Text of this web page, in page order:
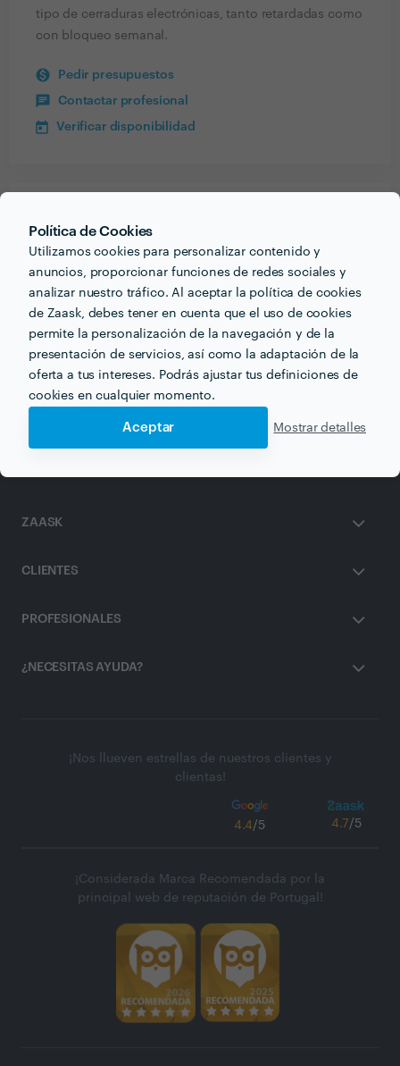
Política de Cookies
Utilizamos cookies para personalizar contenido y
anuncios, proporcionar funciones de redes sociales y
analizar nuestro tráfico. Al aceptar la política de cookies
de Zaask, debes tener en cuenta que el uso de cookies
permite la personalización de la navegación y de la
presentación de servicios, así como la adaptación de la
oferta a tus intereses. Podrás ajustar tus definiciones de
cookies en cualquier momento.
Aceptar Mostrar detalles
tipo de cerraduras electrónicas, tanto retardadas como
con bloqueo semanal.
Pedir presupuestos
Contactar profesional
Verificar disponibilidad
ARP
Rejas en sevilla Cerrajeros en sevilla
ZAASK
CLIENTES
PROFESIONALES
¿NECESITAS AYUDA?
¡Nos llueven estrellas de nuestros clientes y
clientas!
4.4/5 4.7/5
¡Considerada Marca Recomendada por la
principal web de reputación de Portugal!